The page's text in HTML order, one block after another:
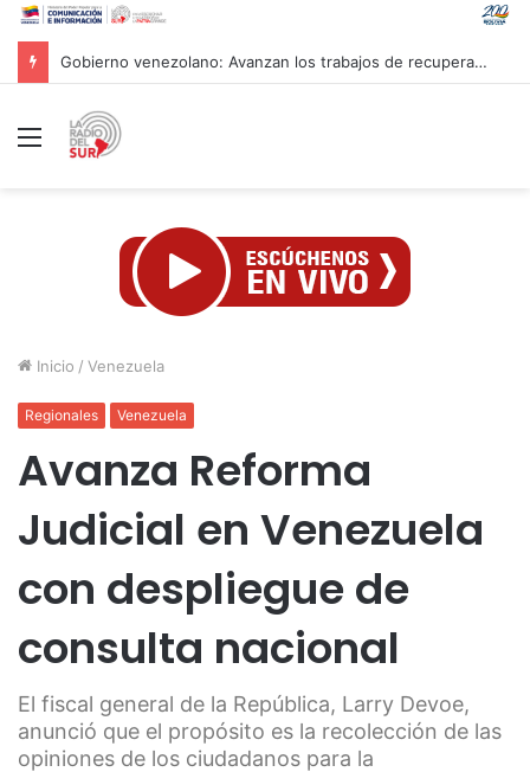
Cuba reitera disposición al diálogo con EE. UU. sobre bases de respeto
Menú
Inicio / Venezuela
Regionales Venezuela
Avanza Reforma
Judicial en Venezuela
con despliegue de
consulta nacional
El fiscal general de la República, Larry Devoe,
anunció que el propósito es la recolección de las
opiniones de los ciudadanos para la